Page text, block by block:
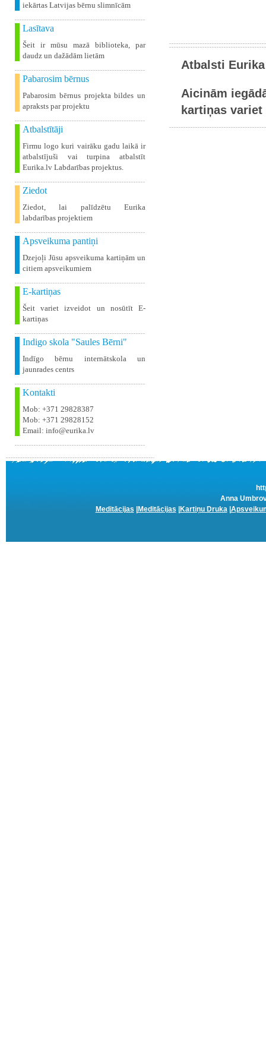
iekārtas Latvijas bērnu slimnīcām
Lasītava
Šeit ir mūsu mazā biblioteka, par
daudz un dažādām lietām
Pabarosim bērnus
Pabarosim bērnus projekta bildes un
apraksts par projektu
Atbalstītāji
Firmu logo kuri vairāku gadu laikā ir
atbalstījuši vai turpina atbalstīt
Eurika.lv Labdarības projektus.
Ziedot
Ziedot, lai palīdzētu Eurika
labdarības projektiem
Apsveikuma pantiņi
Dzejoļi Jūsu apsveikuma kartiņām un
citiem apsveikumiem
E-kartiņas
Šeit variet izveidot un nosūtīt E-
kartiņas
Indigo skola "Saules Bērni"
Indīgo bērnu internātskola un
jaunrades centrs
Kontakti
Mob: +371 29828387
Mob: +371 29828152
Email: info@eurika.lv
Atbalsti
Aicinām
kartiņas variet
Anna
Meditācijas
Meditācijas Kartiņu Druka|